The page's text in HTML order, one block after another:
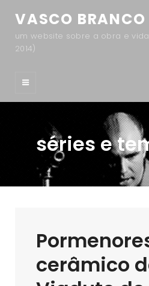
VASCO BRANCO
um website sobre a obra e
2014)
séries e
cerâmico